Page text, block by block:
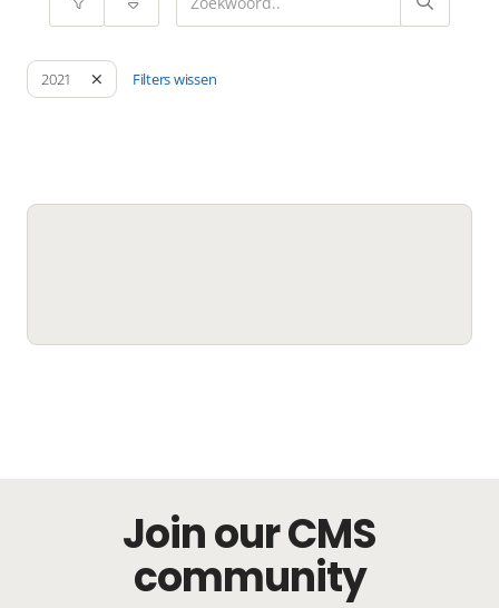
2021 Filters wissen
Join our CMS
community